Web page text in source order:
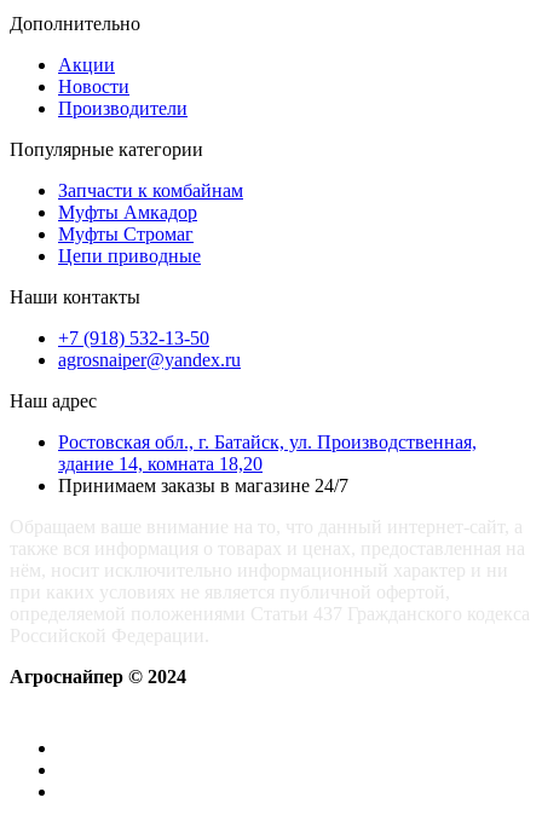
Дополнительно
Акции
Новости
Производители
Популярные категории
Запчасти к комбайнам
Муфты Амкадор
Муфты Стромаг
Цепи приводные
Наши контакты
+7 (918) 532-13-50
agrosnaiper@yandex.ru
Наш адрес
Ростовская обл., г. Батайск, ул. Производственная,
здание 14, комната 18,20
Принимаем заказы в магазине 24/7
Обращаем ваше внимание на то, что данный интернет-сайт, а
также вся информация о товарах и ценах, предоставленная на
нём, носит исключительно информационный характер и ни
при каких условиях не является публичной офертой,
определяемой положениями Статьи 437 Гражданского кодекса
Российской Федерации.
Агроснайпер © 2024